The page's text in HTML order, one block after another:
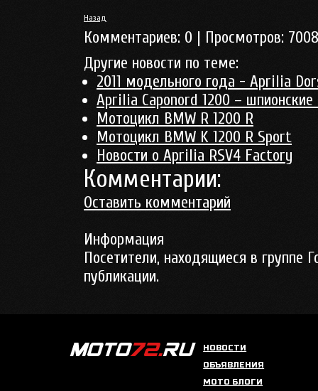
Назад
Комментариев: 0 | Просмотров: 7008
Другие новости по теме:
2011 модельного года - Aprilia
Aprilia Caponord 1200 –
Мотоцикл BMW R 1200 R
Мотоцикл BMW K 1200 R Sport
Новости о Aprilia RSV4 Factory
Комментарии:
Оставить комментарий
Информация
Посетители, находящиеся в группе
публикации.
НОВОСТИ
ОБЪЯВЛЕНИЯ
МОТО БЛОГИ